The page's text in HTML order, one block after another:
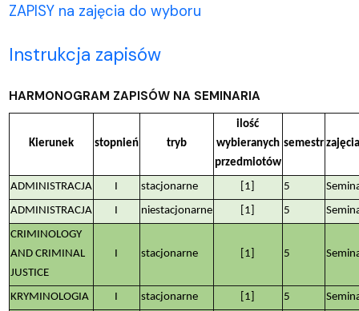
ZAPISY na zajęcia do wyboru
Instrukcja zapisów
HARMONOGRAM ZAPISÓW NA SEMINARIA
Kierunek stopnień tryb
ilość
wybieranych
przedmiotów
semestr
ADMINISTRACJA I stacjonarne [1] 5
ADMINISTRACJA
I niestacjonarne [1] 5
CRIMINOLOGY
AND CRIMINAL
JUSTICE
I stacjonarne [1] 5
KRYMINOLOGIA I stacjonarne [1] 5